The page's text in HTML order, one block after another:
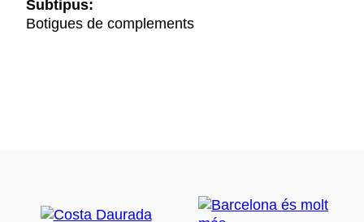
Subtipus:
Botigues de complements